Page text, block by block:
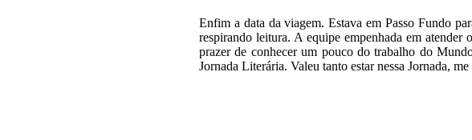
Enfim a data da viagem. Estava em Passo Fundo
respirando leitura. A equipe empenhada em
prazer de conhecer um pouco do trabalho do
Jornada Literária. Valeu tanto estar nessa Jornada,